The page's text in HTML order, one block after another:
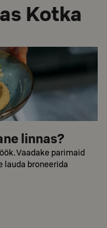
Kotka
linnas?
Vaadake parimaid
lauda broneerida